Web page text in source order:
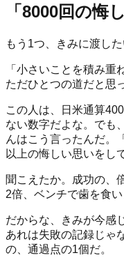
「8000回の悔
もう1つ、きみに渡し
「小さいことを積み重
ただひとつの道だと思
この人は、日米通算
ない数字だよな。でも
んはこう言ったんだ。
以上の悔しい思いをし
聞こえたか。成功の、
2倍、ベンチで歯を食い
だからな、きみが今感
あれは失敗の記録じゃ
の、通過点の1個だ。